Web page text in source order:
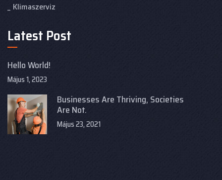
Klimaszerviz
Latest Post
Hello World!
Május 1, 2023
Businesses Are Thriving, Societies
Are Not.
Május 23, 2021